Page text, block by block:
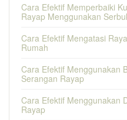
Cara Efektif Memperbaiki
Rayap Menggunakan
Cara Efektif Mengatasi
Rumah
Cara Efektif Menggunakan
Serangan Rayap
Cara Efektif Menggunakan
Rayap